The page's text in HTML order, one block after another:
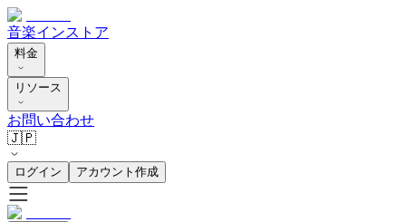
音楽インストア
料金
リソース
お問い合わせ
🇯🇵
ログイン アカウント作成